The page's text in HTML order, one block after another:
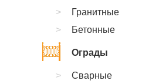
Гранитные
Бетонные
Ограды
Сварные